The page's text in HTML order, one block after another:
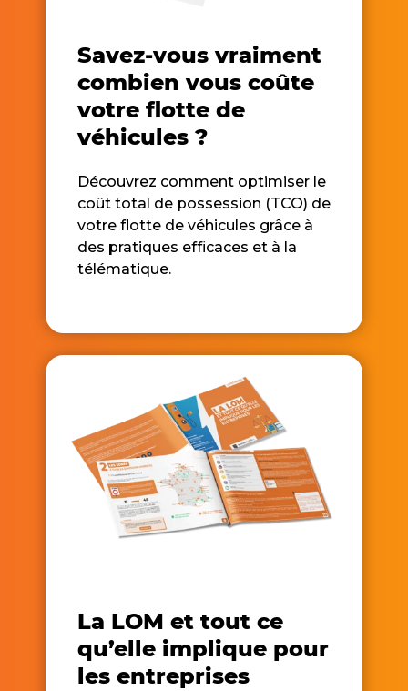
Savez-vous vraiment
combien vous coûte
votre flotte de
véhicules ?
Découvrez comment optimiser le
coût total de possession (TCO) de
votre flotte de véhicules grâce à
des pratiques efficaces et à la
télématique.
La LOM et tout ce
qu’elle implique pour
les entreprises